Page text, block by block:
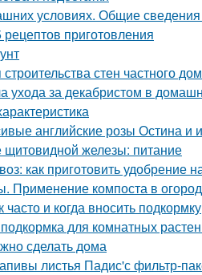
условиях. Общие
приготовления
стен частного
ухода за декабристом в
английские розы Остина и
щитовидной железы: питание
как приготовить удобрение
Применение компоста в
и когда вносить подкормку
для комнатных
сделать дома
листья Падис'с фильтр-